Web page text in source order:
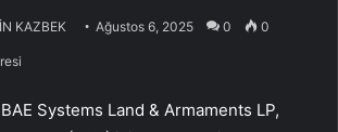
KAZBEK Ağustos 6, 2025 0 0
Systems Land & Armaments LP,